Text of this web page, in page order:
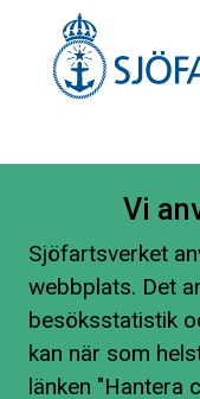
Vi
Sjöfartsverket
webbplats. Det
besöksstatistik
kan när som
länken "Hantera